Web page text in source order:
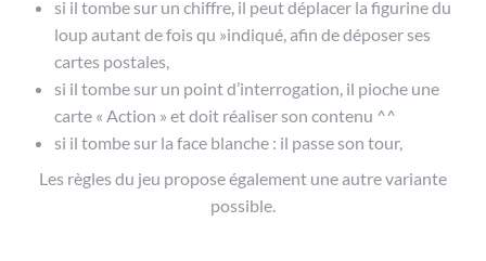
si il tombe sur un chiffre, il peut déplacer la figurine du
loup autant de fois qu »indiqué, afin de déposer ses
cartes postales,
si il tombe sur un point d’interrogation, il pioche une
carte « Action » et doit réaliser son contenu ^^
si il tombe sur la face blanche : il passe son tour,
Les règles du jeu propose également une autre variante
possible.